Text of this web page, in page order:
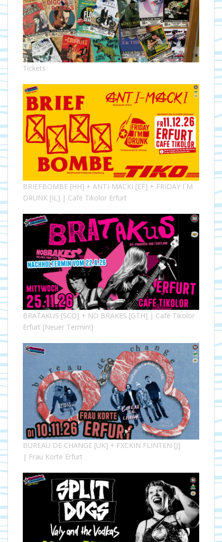
Tickets
BRIEFBOMBE [HH] + ANTI-MACKI [EF] + FRIDAY I´M
DRUNK [IL] | Café Tikolor Erfurt
BRATAKUS [SCO] + NO BRAKES [GTH] | Café Tikolor
Erfurt [Neuer Termin!]
BUREAU DE CHANGE [UK] + FXCKIN FLINTEN [J]
| Frau Korte Erfurt